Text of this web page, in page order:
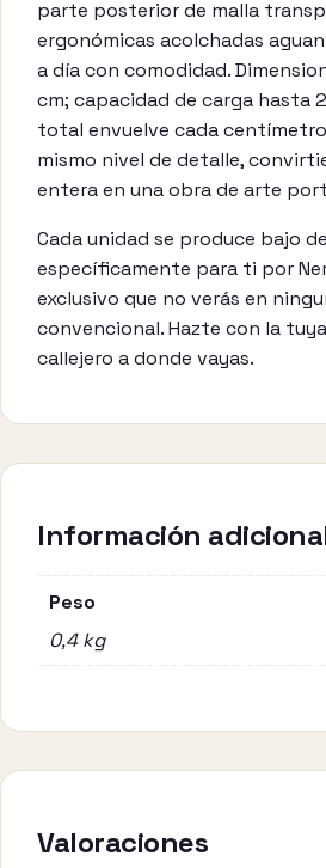
parte posterior de malla
ergonómicas acolchadas
a día con comodidad.
cm; capacidad de carga hasta
total envuelve cada
mismo nivel de detalle,
entera en una obra de arte
Cada unidad se produce bajo
específicamente para ti por
exclusivo que no verás en
convencional. Hazte con la
callejero a donde vayas.
Información
Peso
0,4 kg
Valoraciones